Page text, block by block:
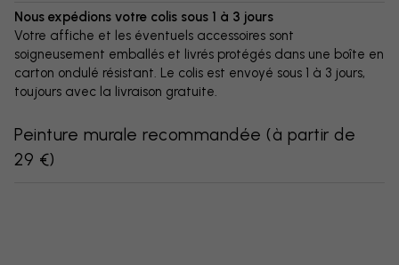
Nous expédions votre colis sous 1 à 3 jours
Votre affiche et les éventuels accessoires sont
soigneusement emballés et livrés protégés dans une boîte en
carton ondulé résistant. Le colis est envoyé sous 1 à 3 jours,
toujours avec la livraison gratuite.
Peinture murale recommandée (à partir de
29 €)